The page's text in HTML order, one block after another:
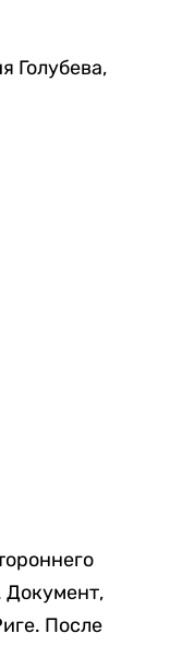
Голубева,
Документ,
После